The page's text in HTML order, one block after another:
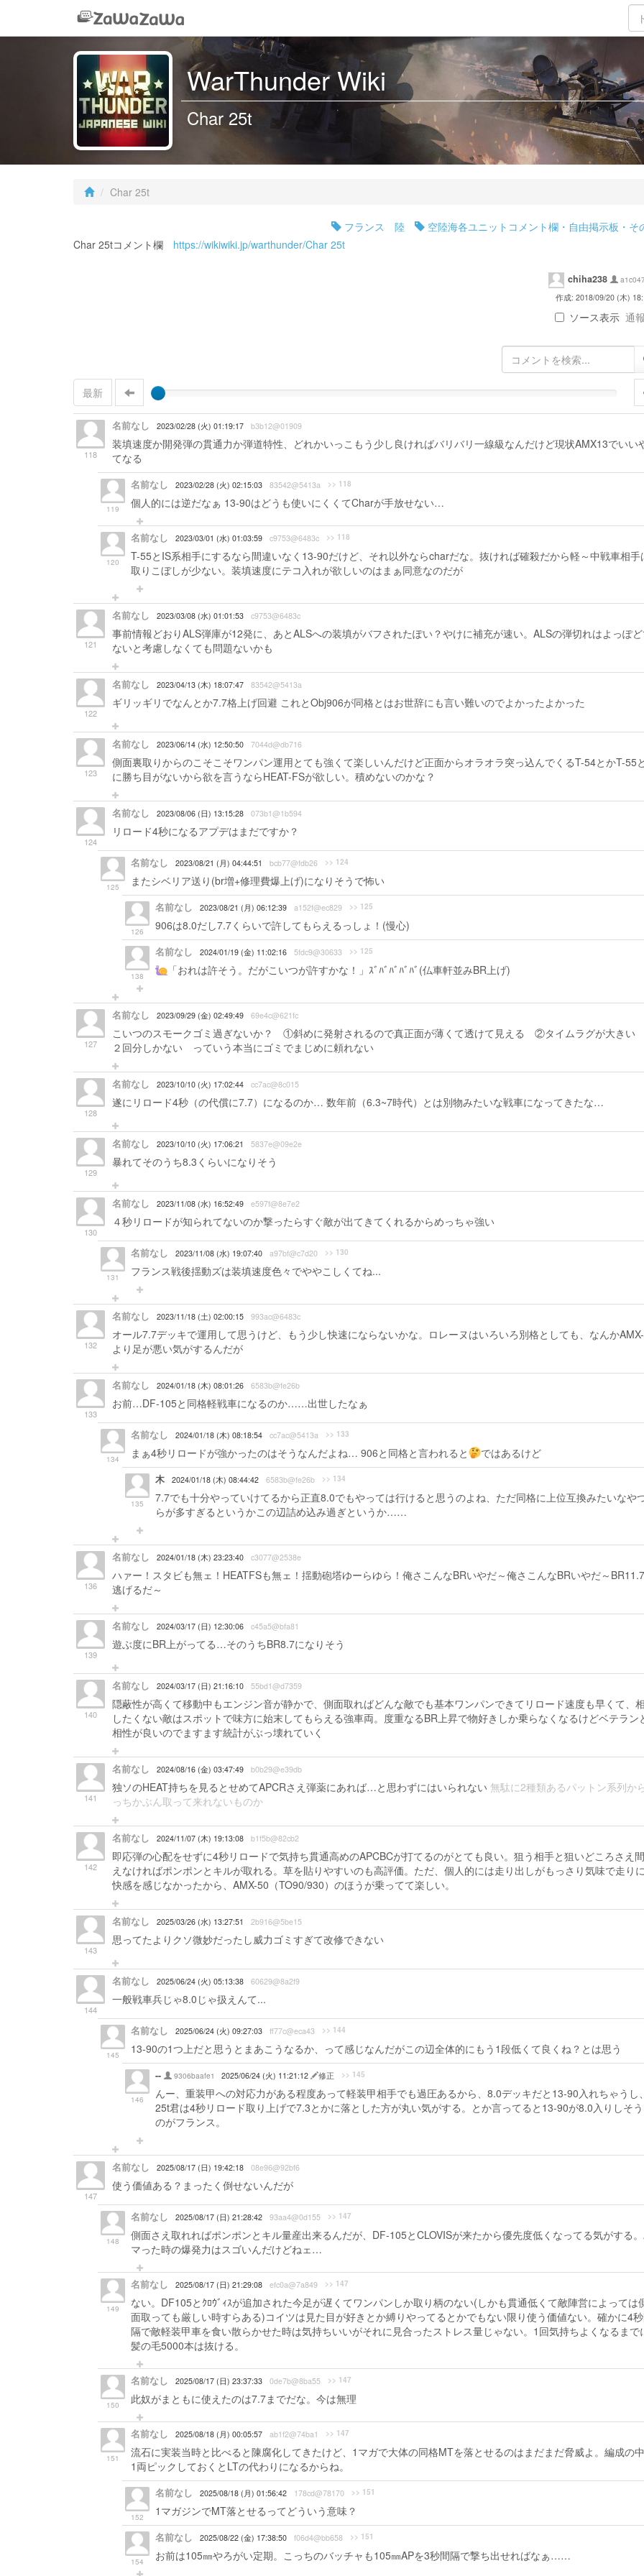
WarThunder Wiki
Char 25t
Char 25t
フランス 陸
空陸海各ユニットコメント欄・自由掲示板・そ
Char 25tコメント欄 https://wikiwiki.jp/warthunder/Char 25t
chiha238
作成: 2018/09/20 (木)
ソース表示 通
最新
118
名前なし 2023/02/28 (火) 01:19:17 b3b12@01909
装填速度か開発弾の貫通力か弾道特性、どれかいっこもう少し良ければバリバリ一線級なんだけど現状AMX13でいい
てなる
119
名前なし 2023/02/28 (火) 02:15:03 83542@5413a >> 118
個人的には逆だなぁ 13-90はどうも使いにくくてCharが手放せない…
120
名前なし 2023/03/01 (水) 01:03:59 c9753@6483c >> 118
T-55とIS系相手にするなら間違いなく13-90だけど、それ以外ならcharだな。抜ければ確殺だから軽～中戦車相手
取りこぼしが少ない。装填速度にテコ入れが欲しいのはまぁ同意なのだが
121
名前なし 2023/03/08 (水) 01:01:53 c9753@6483c
事前情報どおりALS弾庫が12発に、あとALSへの装填がバフされたぽい？やけに補充が速い。ALSの弾切れはよっぽ
ないと考慮しなくても問題ないかも
122
名前なし 2023/04/13 (木) 18:07:47 83542@5413a
ギリッギリでなんとか7.7格上げ回避 これとObj906が同格とはお世辞にも言い難いのでよかったよかった
123
名前なし 2023/06/14 (水) 12:50:50 7044d@db716
側面裏取りからのこそこそワンパン運用とても強くて楽しいんだけど正面からオラオラ突っ込んでくるT-54とかT-55
に勝ち目がないから欲を言うならHEAT-FSが欲しい。積めないのかな？
124
名前なし 2023/08/06 (日) 13:15:28 073b1@1b594
リロード4秒になるアプデはまだですか？
125
名前なし 2023/08/21 (月) 04:44:51 bcb77@fdb26 >> 124
またシベリア送り(br増+修理費爆上げ)になりそうで怖い
126
名前なし 2023/08/21 (月) 06:12:39 a152f@ec829 >> 125
906は8.0だし7.7くらいで許してもらえるっしょ！(慢心)
138
名前なし 2024/01/19 (金) 11:02:16 5fdc9@30633 >> 125
「おれは許そう。だがこいつが許すかな！」ｽﾞﾊﾞﾊﾞﾊﾞﾊﾞ(仏車軒並みBR上げ)
127
名前なし 2023/09/29 (金) 02:49:49 69e4c@621fc
こいつのスモークゴミ過ぎないか？ ①斜めに発射されるので真正面が薄くて透けて見える ②タイムラグが大き
２回分しかない っていう本当にゴミでまじめに頼れない
128
名前なし 2023/10/10 (火) 17:02:44 cc7ac@8c015
遂にリロード4秒（の代償に7.7）になるのか… 数年前（6.3~7時代）とは別物みたいな戦車になってきたな…
129
名前なし 2023/10/10 (火) 17:06:21 5837e@09e2e
暴れてそのうち8.3くらいになりそう
130
名前なし 2023/11/08 (水) 16:52:49 e597f@8e7e2
４秒リロードが知られてないのか撃ったらすぐ敵が出てきてくれるからめっちゃ強い
131
名前なし 2023/11/08 (水) 19:07:40 a97bf@c7d20 >> 130
フランス戦後揺動ズは装填速度色々でややこしくてね...
132
名前なし 2023/11/18 (土) 02:00:15 993ac@6483c
オール7.7デッキで運用して思うけど、もう少し快速にならないかな。ロレーヌはいろいろ別格としても、なんか
より足が悪い気がするんだが
133
名前なし 2024/01/18 (木) 08:01:26 6583b@fe26b
お前…DF-105と同格軽戦車になるのか……出世したなぁ
134
名前なし 2024/01/18 (木) 08:18:54 cc7ac@5413a >> 133
まぁ4秒リロードが強かったのはそうなんだよね… 906と同格と言われると ではあるけど
135
木 2024/01/18 (木) 08:44:42 6583b@fe26b >> 134
7.7でも十分やっていけてるから正直8.0でもやっては行けると思うのよね、ただ同格に上位互換みたいなや
らが多すぎるというかこの辺詰め込み過ぎというか……
136
名前なし 2024/01/18 (木) 23:23:40 c3077@2538e
ハァー！スタビも無ェ！HEATFSも無ェ！揺動砲塔ゆーらゆら！俺さこんなBRいやだ～俺さこんなBRいやだ～
逃げるだ～
139
名前なし 2024/03/17 (日) 12:30:06 c45a5@bfa81
遊ぶ度にBR上がってる…そのうちBR8.7になりそう
140
名前なし 2024/03/17 (日) 21:16:10 55bd1@d7359
隠蔽性が高くて移動中もエンジン音が静かで、側面取ればどんな敵でも基本ワンパンできてリロード速度も早くて、
したくない敵はスポットで味方に始末してもらえる強車両。度重なるBR上昇で物好きしか乗らなくなるけどベテラン
相性が良いのでますます統計がぶっ壊れていく
141
名前なし 2024/08/16 (金) 03:47:49 b0b29@e39db
独ソのHEAT持ちを見るとせめてAPCRさえ弾薬にあれば…と思わずにはいられない 無駄に2種類あるパットン系列か
っちかぶん取って来れないものか
142
名前なし 2024/11/07 (木) 19:13:08 b1f5b@82cb2
即応弾の心配をせずに4秒リロードで気持ち貫通高めのAPCBCが打てるのがとても良い。狙う相手と狙いどころさえ
えなければポンポンとキルが取れる。草を貼りやすいのも高評価。ただ、個人的には走り出しがもっさり気味で走り
快感を感じなかったから、AMX-50（TO90/930）のほうが乗ってて楽しい。
143
名前なし 2025/03/26 (水) 13:27:51 2b916@5be15
思ってたよりクソ微妙だったし威力ゴミすぎて改修できない
144
名前なし 2025/06/24 (火) 05:13:38 60629@8a2f9
一般戦車兵じゃ8.0じゃ扱えんて...
145
名前なし 2025/06/24 (火) 09:27:03 ff77c@eca43 >> 144
13-90の1つ上だと思うとまあこうなるか、って感じなんだがこの辺全体的にもう1段低くて良くね？とは思う
146
-- 9306baafe1 2025/06/24 (火) 11:21:12 修正 >> 145
んー、重装甲への対応力がある程度あって軽装甲相手でも過圧あるから、8.0デッキだと13-90入れちゃうし
25t君は4秒リロード取り上げで7.3とかに落とした方が丸い気がする。とか言ってると13-90が8.0入りしそ
のがフランス。
147
名前なし 2025/08/17 (日) 19:42:18 08e96@92bf6
使う価値ある？まったく倒せないんだが
148
名前なし 2025/08/17 (日) 21:28:42 93aa4@0d155 >> 147
側面さえ取れればポンポンとキル量産出来るんだが、DF-105とCLOVISが来たから優先度低くなってる気がする
マった時の爆発力はスゴいんだけどねェ…
149
名前なし 2025/08/17 (日) 21:29:08 efc0a@7a849 >> 147
ない。DF105とｸﾛｳﾞｨｽが追加された今足が遅くてワンパンしか取り柄のない(しかも貫通低くて敵陣営によっては
面取っても厳しい時すらある)コイツは見た目が好きとか縛りやってるとかでもない限り使う価値ない。確かに4
隔で敵軽装甲車を食い散らかせた時は気持ちいいがそれに見合ったストレス量じゃない。1回気持ちよくなるまで
髪の毛5000本は抜ける。
150
名前なし 2025/08/17 (日) 23:37:33 0de7b@8ba55 >> 147
此奴がまともに使えたのは7.7までだな。今は無理
151
名前なし 2025/08/18 (月) 00:05:57 ab1f2@74ba1 >> 147
流石に実装当時と比べると陳腐化してきたけど、1マガで大体の同格MTを落とせるのはまだまだ脅威よ。編成の
1両ピックしておくとLTの代わりになるからね。
152
名前なし 2025/08/18 (月) 01:56:42 178cd@78170 >> 151
1マガジンでMT落とせるってどういう意味？
154
名前なし 2025/08/22 (金) 17:38:50 f06d4@bb658 >> 151
お前は105㎜やろがい定期。こっちのバッチャも105㎜APを3秒間隔で撃ち出せればなぁ……